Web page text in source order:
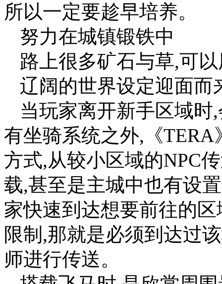
所以一定要趁早培养。
努力在城镇锻铁中
路上很多矿石与草,可
辽阔的世界设定迎面而
当玩家离开新手区域
有坐骑系统之外,《
方式,从较小区域的NPC
载,甚至是主城中也有设
家快速到达想要前往的
限制,那就是必须到达过
师进行传送。